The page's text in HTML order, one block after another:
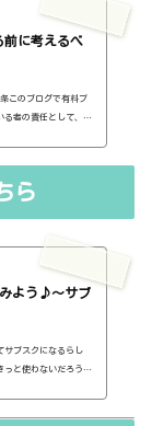
はブログの最初の方に
に表示されてるだけ
前に考えるべ
このブログで有料プ
る者の責任として、有
くような性能のもの
ら
みよう♪～サブ
サブスクになるらし
っと使わないだろうと